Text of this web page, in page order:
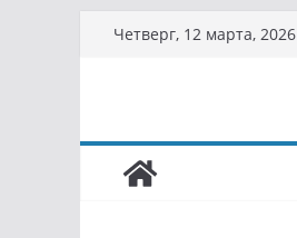
Перейти
Четверг, 12 марта, 2026